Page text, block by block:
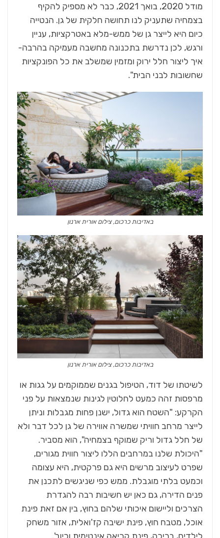
מודל 2020, בואך 2021, כבר לא מספיק להקיף
בצמחיה שתעניק לנו תחושה חלקית של גן. הנטייה
כיום היא לייצר גן של ממש-מלא באטרקציות, עניין
ורגש, לכן נדרשת בתכנונה מחשבה מעמיקה בהרבה-
איך ליצור חלל ירוק ומזמין שמשלב את כל הפונקציות
שחשובות לבני הבית".
באדיבות כרכום, צילום אורית ארנון
באדיבות כרכום, צילום אורית ארנון
לשיטתו של דוד, הטיפול בגנים שממוקמים על גגות או
מרפסות זהה כמעט לחלוטין לגינות שנמצאות על פני
הקרקע: "השטח הוא גדול, ישנן פחות מגבלות וניתן
לייצר מרחב חוויתי שמשרה אווירה של גן לכל דבר ולא
של חלל גדול וריק שמוקף בצמחיה", הוא מסביר.
"היכולת שלנו במרחבים הללו ליצור חווית מגורים,
שפרט לעיצוב מרשים היא גם פרקטית, היא עצומה
וכמעט בלתי מוגבלת. ממש כפי שניגשים לתכנן את
פנים הדירה, גם כאן יש חשיבות רבה להגדרת
הצרכים וליישום איכותי שלהם בחוץ, בין אם זאת פינת
אוכל, מטבח חוץ, פינת ישיבה קז'ואלית, אזור משחק